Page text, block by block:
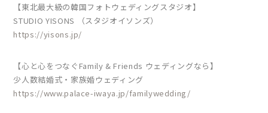
【東北最大級の韓国フォトウェディングスタジオ】
STUDIO YISONS （スタジオイソンズ）
https://yisons.jp/
【心と心をつなぐFamily & Friends ウェディングなら】
少人数結婚式・家族婚ウェディング
https://www.palace-iwaya.jp/familywedding/